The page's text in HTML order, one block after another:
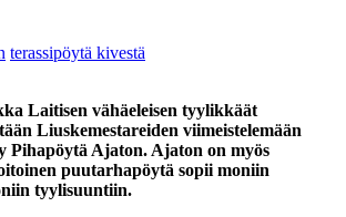
terassipöytä kivestä
Laitisen vähäeleisen tyylikkäät
Liuskemestareiden viimeistelemään
Pihapöytä Ajaton. Ajaton on myös
puutarhapöytä sopii moniin
tyylisuuntiin.